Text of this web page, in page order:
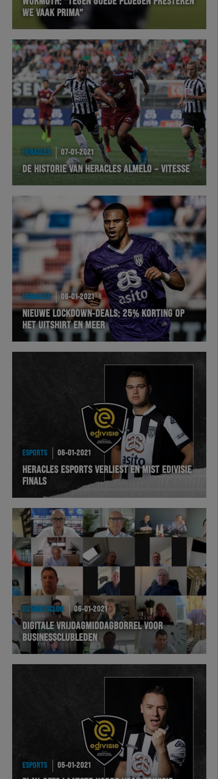
WE VAAK PRIMA”
HERACLES 07-01-2021
DE HISTORIE VAN HERACLES ALMELO – VITESSE
HERACLES 06-01-2021
NIEUWE LOCKDOWN-DEALS: 25% KORTING OP
HET UITSHIRT EN MEER
ESPORTS 06-01-2021
HERACLES ESPORTS VERLIEST EN MIST EDIVISIE
FINALS
BUSINESSCLUB 06-01-2021
DIGITALE VRIJDAGMIDDAGBORREL VOOR
BUSINESSCLUBLEDEN
ESPORTS 05-01-2021